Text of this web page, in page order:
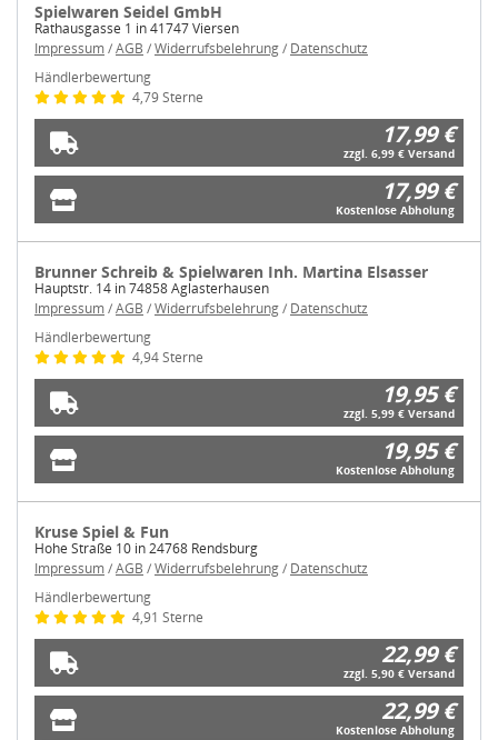
Spielwaren Seidel GmbH
Rathausgasse 1 in 41747 Viersen
Impressum/AGB /Widerrufsbelehrung/ Datenschutz
Händlerbewertung
4,79 Sterne
17,99 €
zzgl. 6,99 € Versand
17,99 €
Kostenlose Abholung
Brunner Schreib & Spielwaren Inh. Martina Elsasser
Hauptstr. 14 in 74858 Aglasterhausen
Impressum/AGB /Widerrufsbelehrung/ Datenschutz
Händlerbewertung
4,94 Sterne
19,95 €
zzgl. 5,99 € Versand
19,95 €
Kostenlose Abholung
Kruse Spiel & Fun
Hohe Straße 10 in 24768 Rendsburg
Impressum/AGB /Widerrufsbelehrung/ Datenschutz
Händlerbewertung
4,91 Sterne
22,99 €
zzgl. 5,90 € Versand
22,99 €
Kostenlose Abholung